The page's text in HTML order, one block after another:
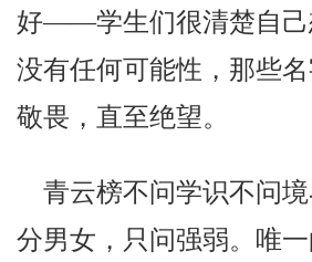
好——学生们很清楚自己
没有任何可能性，那些
敬畏，直至绝望。
青云榜不问学识不问境
分男女，只问强弱。唯